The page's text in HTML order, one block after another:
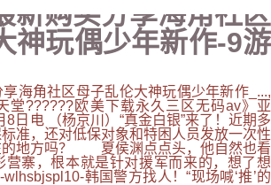
新购买分享海角社区
神玩偶少年新作-9游
海角社区母子乱伦大神玩偶少年新作_...,
堂??????欧美下载永久三区无码av》亚
电 （杨京川）“真金白银”来了！近期多
准，还对低保对象和特困人员发放一次性
的地方吗？ 夏侯渊点点头，他自然也看
营寨，根本就是针对援军而来的，想了想
wlhsbjspl10-韩国警方找人！“现场喊‘推’的